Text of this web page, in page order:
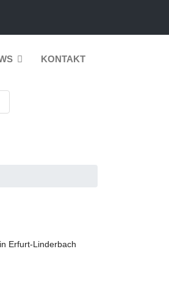
KONTAKT
Erfurt-Linderbach